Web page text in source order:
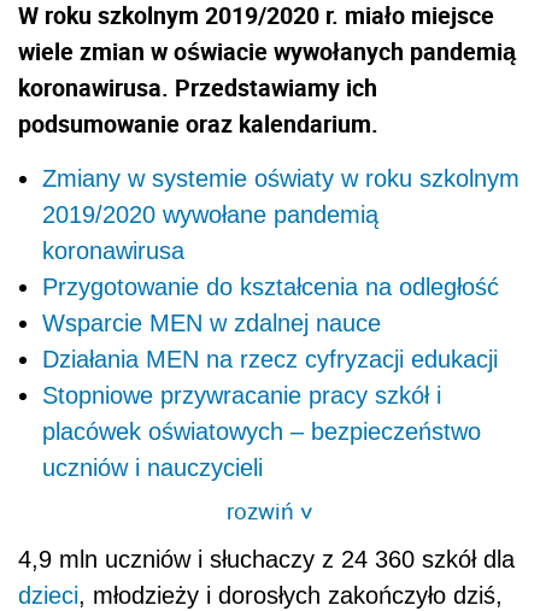
W roku szkolnym 2019/2020 r. miało miejsce
wiele zmian w oświacie wywołanych pandemią
koronawirusa. Przedstawiamy ich
podsumowanie oraz kalendarium.
Zmiany w systemie oświaty w roku szkolnym
2019/2020 wywołane pandemią
koronawirusa
Przygotowanie do kształcenia na odległość
Wsparcie MEN w zdalnej nauce
Działania MEN na rzecz cyfryzacji edukacji
Stopniowe przywracanie pracy szkół i
placówek oświatowych – bezpieczeństwo
uczniów i nauczycieli
rozwiń>
4,9 mln uczniów i słuchaczy z 24 360 szkół dla
dzieci, młodzieży i dorosłych zakończyło dziś,